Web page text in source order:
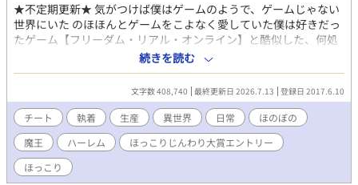
★不定期更新★ 気がつけば僕はゲームのようで、ゲームじゃない
世界にいた のほほんとゲームをこよなく愛していた僕は好きだっ
たゲーム【フリーダム・リアル・オンライン】と酷似した、何処
か違う世界で一人目を覚まし、のんびりとこれからの事を悩もう
とした矢先、散歩した先で何故か筋骨粒々としたでかいおっさん
が立ちはだかる。 「俺の国に来て嫁になれ」 大きくてガサツで横
暴だけど優しいその人に流されるままシンプルに拉致された僕の
運命は……ええと、大事にされてるしのんびりできるしぃ……ま
あいいか……。 ★★★ 主人公第一のとりあえず連れ回す横暴将軍
×流され屋な眼鏡男子(天然、鈍感、マイペース)&その他×主人公
と言う形で行かせて頂きます、 (自然な流れでハーレム物になりま
す) とても話は長いです
続きを読む
文字数 408,740 最終更新日 2026.7.13 登録日 2017.6.10
チート 執着 生産 異世界 日常
ほのぼの
魔王
ハーレム
ほっこりじんわり大賞エントリー
ほっこり